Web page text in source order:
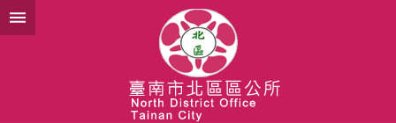
跳到主要內容區塊